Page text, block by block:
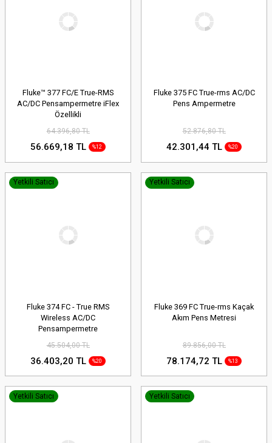
Fluke™ 377 FC/E True-RMS
AC/DC Pensampermetre iFlex
Özellikli
64.396,80 TL
56.669,18 TL %12
Fluke 375 FC True-rms AC/DC
Pens Ampermetre
52.876,80 TL
42.301,44 TL %20
Yetkili Satıcı
Fluke 374 FC - True RMS
Wireless AC/DC
Pensampermetre
45.504,00 TL
36.403,20 TL %20
Yetkili Satıcı
Fluke 369 FC True-rms Kaçak
Akım Pens Metresi
89.856,00 TL
78.174,72 TL %13
Yetkili Satıcı Yetkili Satıcı